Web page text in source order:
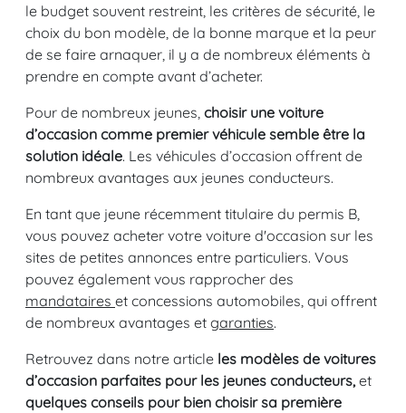
le budget souvent restreint, les critères de sécurité, le
choix du bon modèle, de la bonne marque et la peur
de se faire arnaquer, il y a de nombreux éléments à
prendre en compte avant d’acheter.
Pour de nombreux jeunes, choisir une voiture
d’occasion comme premier véhicule semble être la
solution idéale. Les véhicules d’occasion offrent de
nombreux avantages aux jeunes conducteurs.
En tant que jeune récemment titulaire du permis B,
vous pouvez acheter votre voiture d'occasion sur les
sites de petites annonces entre particuliers. Vous
pouvez également vous rapprocher des
mandataires et concessions automobiles, qui offrent
de nombreux avantages et garanties.
Retrouvez dans notre article les modèles de voitures
d’occasion parfaites pour les jeunes conducteurs, et
quelques conseils pour bien choisir sa première